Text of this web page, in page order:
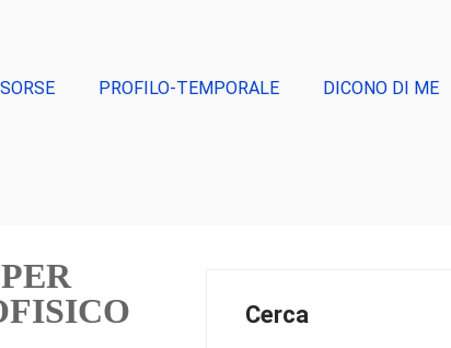
PROFILO-TEMPORALE DICONO DI ME
Cerca